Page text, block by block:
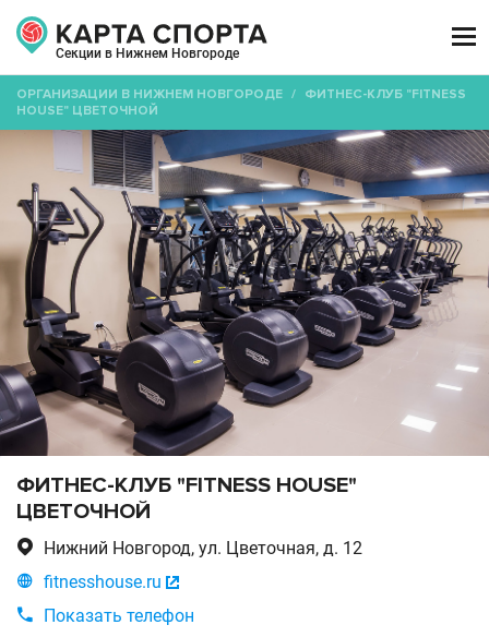
Секции в Нижнем Новгороде

ОРГАНИЗАЦИИ В НИЖНЕМ НОВГОРОДЕ / ФИТНЕС-КЛУБ "FITNESS
HOUSE" ЦВЕТОЧНОЙ
ФИТНЕС-КЛУБ "FITNESS HOUSE"
ЦВЕТОЧНОЙ
 Нижний Новгород, ул. Цветочная, д. 12
 fitnesshouse.ru 

Показать телефон